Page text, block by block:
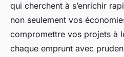
qui cherchent à s’enrichir
non seulement vos
compromettre vos projets à
chaque emprunt avec